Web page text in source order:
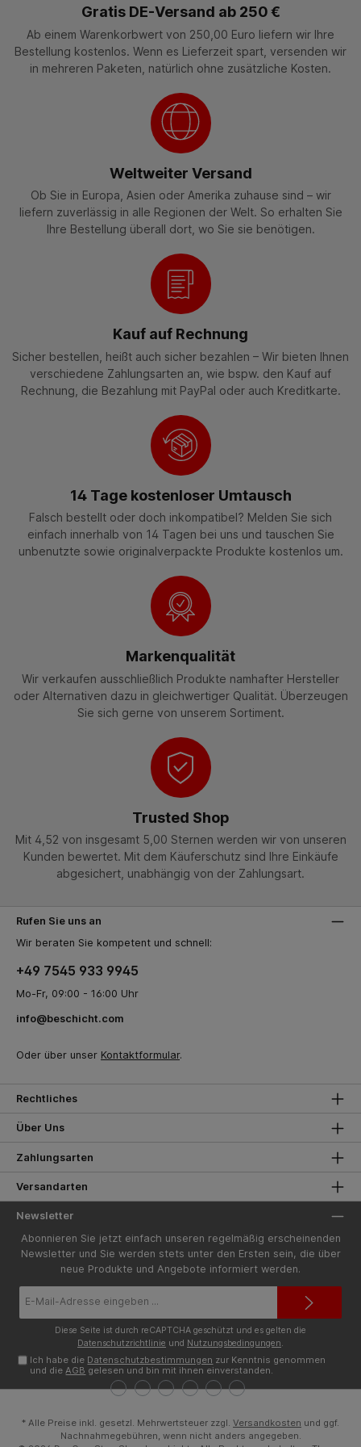
Gratis DE-Versand ab 250 €
Ab einem Warenkorbwert von 250,00 Euro liefern wir Ihre
Bestellung kostenlos. Wenn es Lieferzeit spart, versenden wir
in mehreren Paketen, natürlich ohne zusätzliche Kosten.
Weltweiter Versand
Ob Sie in Europa, Asien oder Amerika zuhause sind – wir
liefern zuverlässig in alle Regionen der Welt. So erhalten Sie
Ihre Bestellung überall dort, wo Sie sie benötigen.
Kauf auf Rechnung
Sicher bestellen, heißt auch sicher bezahlen – Wir bieten Ihnen
verschiedene Zahlungsarten an, wie bspw. den Kauf auf
Rechnung, die Bezahlung mit PayPal oder auch Kreditkarte.
14 Tage kostenloser Umtausch
Falsch bestellt oder doch inkompatibel? Melden Sie sich
einfach innerhalb von 14 Tagen bei uns und tauschen Sie
unbenutzte sowie originalverpackte Produkte kostenlos um.
Markenqualität
Wir verkaufen ausschließlich Produkte namhafter Hersteller
oder Alternativen dazu in gleichwertiger Qualität. Überzeugen
Sie sich gerne von unserem Sortiment.
Trusted Shop
Mit 4,52 von insgesamt 5,00 Sternen werden wir von unseren
Kunden bewertet. Mit dem Käuferschutz sind Ihre Einkäufe
abgesichert, unabhängig von der Zahlungsart.
Rufen Sie uns an
Wir beraten Sie kompetent und schnell:
+49 7545 933 9945
Mo-Fr, 09:00 - 16:00 Uhr
info@beschicht.com
Oder über unser Kontaktformular.
Rechtliches
Über Uns
Zahlungsarten
Versandarten
Newsletter
Abonnieren Sie jetzt einfach unseren regelmäßig erscheinenden
Newsletter und Sie werden stets unter den Ersten sein, die über
neue Produkte und Angebote informiert werden.
Mail-
Diese Seite ist durch reCAPTCHA geschützt und es gelten die
Datenschutzrichtlinie und Nutzungsbedingungen.
Ich habe die Datenschutzbestimmungen zur Kenntnis genommen
und dieAGB gelesen und bin mit ihnen einverstanden.
* Alle Preise inkl. gesetzl. Mehrwertsteuer zzgl. Versandkosten und ggf.
Nachnahmegebühren, wenn nicht anders angegeben.